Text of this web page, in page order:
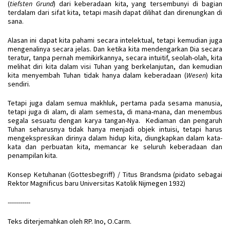
(tiefsten Grund) dari keberadaan kita, yang tersembunyi di bagian
terdalam dari sifat kita, tetapi masih dapat dilihat dan direnungkan di
sana.
Alasan ini dapat kita pahami secara intelektual, tetapi kemudian juga
mengenalinya secara jelas. Dan ketika kita mendengarkan Dia secara
teratur, tanpa pernah memikirkannya, secara intuitif, seolah-olah, kita
melihat diri kita dalam visi Tuhan yang berkelanjutan, dan kemudian
kita menyembah Tuhan tidak hanya dalam keberadaan (Wesen) kita
sendiri.
Tetapi juga dalam semua makhluk, pertama pada sesama manusia,
tetapi juga di alam, di alam semesta, di mana-mana, dan menembus
segala sesuatu dengan karya tangan-Nya. Kediaman dan pengaruh
Tuhan seharusnya tidak hanya menjadi objek intuisi, tetapi harus
mengekspresikan dirinya dalam hidup kita, diungkapkan dalam kata-
kata dan perbuatan kita, memancar ke seluruh keberadaan dan
penampilan kita.
Konsep Ketuhanan (Gottesbegriff) / Titus Brandsma (pidato sebagai
Rektor Magnificus baru Universitas Katolik Nijmegen 1932)
-----------
Teks diterjemahkan oleh RP. Ino, O.Carm.